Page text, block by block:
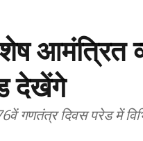
आमंत्रित
देखेंगे
गणतंत्र दिवस परेड में